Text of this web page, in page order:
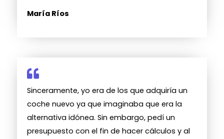
María Ríos
Sinceramente, yo era de los que adquiría un
coche nuevo ya que imaginaba que era la
alternativa idónea. Sin embargo, pedí un
presupuesto con el fin de hacer cálculos y al